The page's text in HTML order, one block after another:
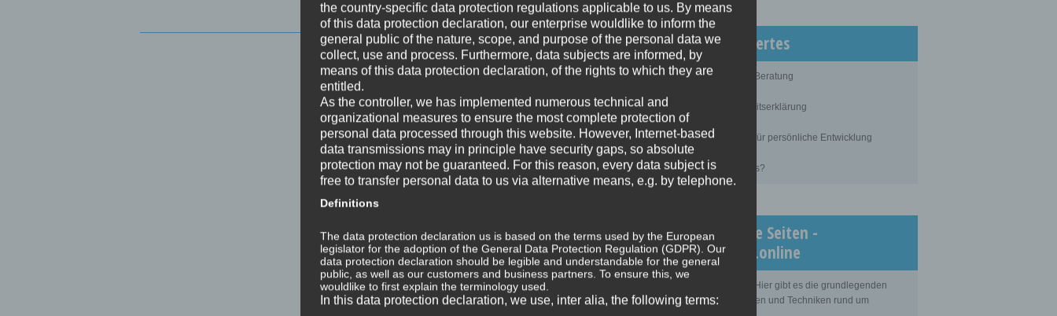
MINIVIDEO MINIVIDEO
1
Wissenswertes
☞ Ablauf einer Beratung
☞ Vertraulichkeitserklärung
☞ Grundlagen für persönliche Entwicklung
☞ Was kostet es?
Wichtigste Seiten -
minimedi.online
Hier gibt es die grundlegenden
Wissenseinheiten und Techniken rund um
the country-specific data protection regulations applicable to us. By means
of this data protection declaration, our enterprise wouldlike to inform the
general public of the nature, scope, and purpose of the personal data we
collect, use and process. Furthermore, data subjects are informed, by
means of this data protection declaration, of the rights to which they are
entitled.
As the controller, we has implemented numerous technical and
organizational measures to ensure the most complete protection of
personal data processed through this website. However, Internet-based
data transmissions may in principle have security gaps, so absolute
protection may not be guaranteed. For this reason, every data subject is
free to transfer personal data to us via alternative means, e.g. by telephone.
Definitions
The data protection declaration us is based on the terms used by the European
legislator for the adoption of the General Data Protection Regulation (GDPR). Our
data protection declaration should be legible and understandable for the general
public, as well as our customers and business partners. To ensure this, we
wouldlike to first explain the terminology used.
In this data protection declaration, we use, inter alia, the following terms: